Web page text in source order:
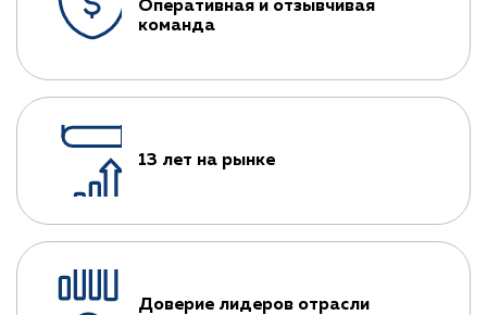
Оперативная и отзывчивая
команда
13 лет на рынке
Доверие лидеров отрасли